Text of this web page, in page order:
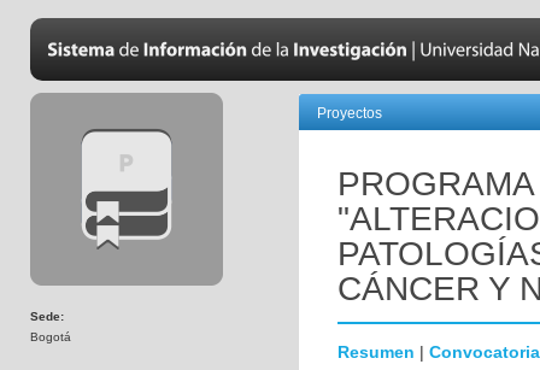
Sede:
Bogotá
Proyectos
CÁNCER Y
Resumen | Convocatoria